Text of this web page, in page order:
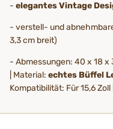
- elegantes Vintage
- verstell- und
3,3 cm breit)
- Abmessungen: 40 x 18 x
| Material: echtes Büffel
Kompatibilität: Für 15,6